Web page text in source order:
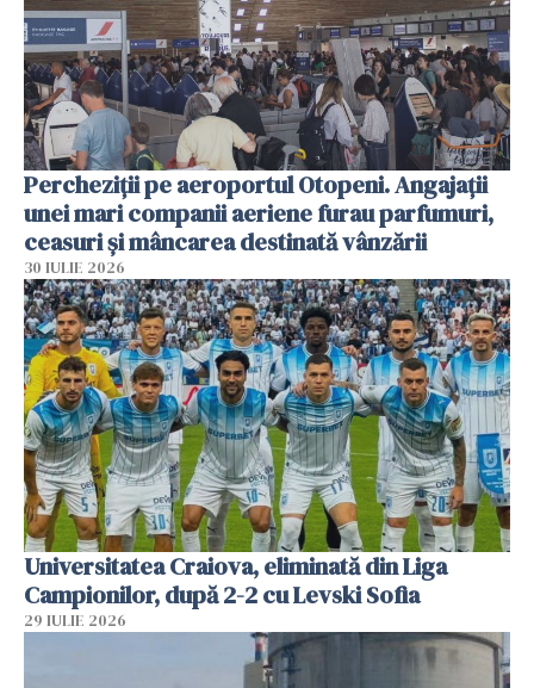
Percheziții pe aeroportul Otopeni. Angajații
unei mari companii aeriene furau parfumuri,
ceasuri și mâncarea destinată vânzării
30 IULIE 2026
Universitatea Craiova, eliminată din Liga
Campionilor, după 2-2 cu Levski Sofia
29 IULIE 2026